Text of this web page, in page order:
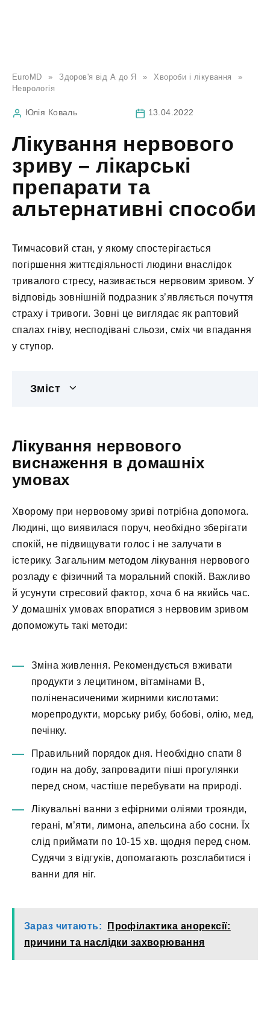
EuroMD » Здоров'я від А до Я » Хвороби і лікування
»
Неврологія
Юлія Коваль 13.04.2022
Лікування нервового
зриву – лікарські
препарати та
альтернативні способи
Тимчасовий стан, у якому спостерігається
погіршення життєдіяльності людини внаслідок
тривалого стресу, називається нервовим зривом. У
відповідь зовнішній подразник з’являється почуття
страху і тривоги. Зовні це виглядає як раптовий
спалах гніву, несподівані сльози, сміх чи впадання
у ступор.
Зміст
Лікування нервового
виснаження в домашніх
умовах
Хворому при нервовому зриві потрібна допомога.
Людині, що виявилася поруч, необхідно зберігати
спокій, не підвищувати голос і не залучати в
істерику. Загальним методом лікування нервового
розладу є фізичний та моральний спокій. Важливо
й усунути стресовий фактор, хоча б на якийсь час.
У домашніх умовах впоратися з нервовим зривом
допоможуть такі методи:
Зміна живлення. Рекомендується вживати
продукти з лецитином, вітамінами В,
поліненасиченими жирними кислотами:
морепродукти, морську рибу, бобові, олію, мед,
печінку.
Правильний порядок дня. Необхідно спати 8
годин на добу, запровадити піші прогулянки
перед сном, частіше перебувати на природі.
Лікувальні ванни з ефірними оліями троянди,
герані, м’яти, лимона, апельсина або сосни. Їх
слід приймати по 10-15 хв. щодня перед сном.
Судячи з відгуків, допомагають розслабитися і
ванни для ніг.
Зараз читають:
Профілактика анорексії:
причини та наслідки захворювання